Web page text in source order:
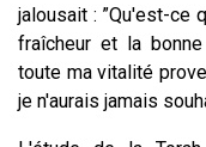
jalousait : ”Qu'est-ce
fraîcheur et la
toute ma vitalité
je n'aurais jamais